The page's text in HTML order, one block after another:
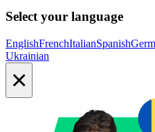
Select your language
EnglishFrenchItalianSpanish
Ukrainian
×